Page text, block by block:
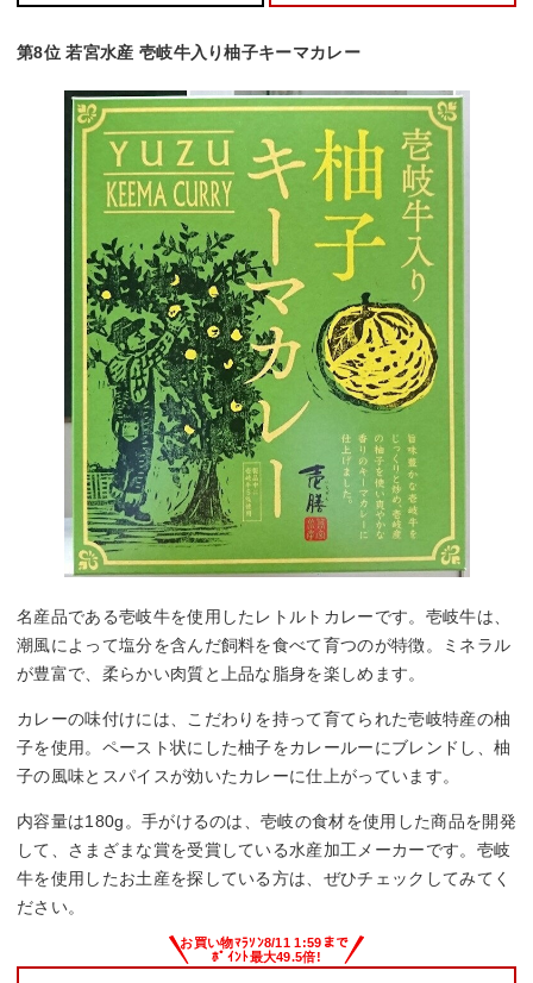
第8位 若宮水産 壱岐牛入り柚子キーマカレー
名産品である壱岐牛を使用したレトルトカレーです。壱岐牛は、
潮風によって塩分を含んだ飼料を食べて育つのが特徴。ミネラル
が豊富で、柔らかい肉質と上品な脂身を楽しめます。
カレーの味付けには、こだわりを持って育てられた壱岐特産の柚
子を使用。ペースト状にした柚子をカレールーにブレンドし、柚
子の風味とスパイスが効いたカレーに仕上がっています。
内容量は180g。手がけるのは、壱岐の食材を使用した商品を開発
して、さまざまな賞を受賞している水産加工メーカーです。壱岐
牛を使用したお土産を探している方は、ぜひチェックしてみてく
ださい。